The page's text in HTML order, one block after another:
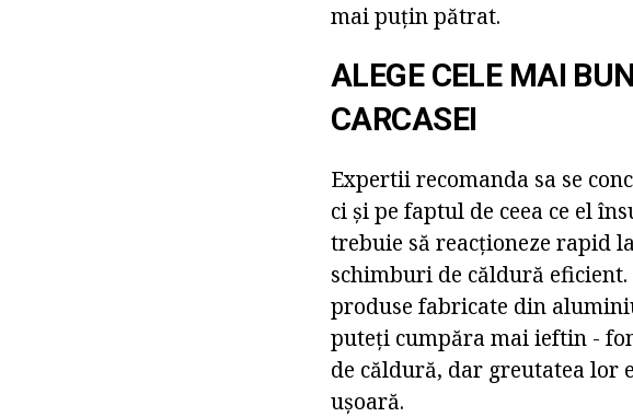
mai puțin pătrat.
ALEGE CELE MAI
CARCASEI
Expertii recomanda sa se
ci și pe faptul de ceea ce el
trebuie să reacționeze rapid
schimburi de căldură eficient.
produse fabricate din
puteți cumpăra mai ieftin -
de căldură, dar greutatea lor
ușoară.